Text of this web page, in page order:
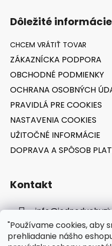
"Používame cookies, aby
prehliadanie nášho
Dôležité informácie
ZÁKAZNÍCKA PODPORA
OBCHODNÉ PODMIENKY
OCHRANA OSOBNÝCH
PRAVIDLÁ PRE COOKIES
NASTAVENIA COOKIES
UŽITOČNÉ INFORMÁCIE
DOPRAVA A SPÔSOB
Kontakt
info@
E-shop: 0948 647